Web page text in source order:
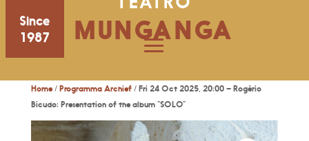
Since
1987
MUNGANGA
Home/ Programma Archief/ Fri 24 Oct 2025, 20:00 – Rogério
Bicudo: Presentation of the album “SOLO”